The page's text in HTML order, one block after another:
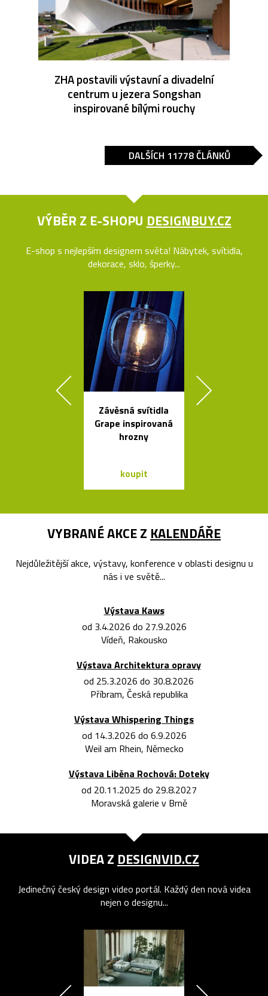
ZHA postavili výstavní a divadelní
centrum u jezera Songshan
inspirované bílými rouchy
DALŠÍCH 11778 ČLÁNKŮ
VÝBĚR Z E-SHOPU DESIGNBUY.CZ
E-shop s nejlepším designem světa! Nábytek, svítidla,
dekorace, sklo, šperky...
Závěsná svítidla
Grape inspirovaná
hrozny
koupit
VYBRANÉ AKCE Z KALENDÁŘE
Nejdůležitější akce, výstavy, konference v oblasti designu u
nás i ve světě...
Výstava Kaws
od 3.4.2026 do 27.9.2026
Vídeň, Rakousko
Výstava Architektura opravy
od 25.3.2026 do 30.8.2026
Příbram, Česká republika
Výstava Whispering Things
od 14.3.2026 do 6.9.2026
Weil am Rhein, Německo
Výstava Liběna Rochová: Doteky
od 20.11.2025 do 29.8.2027
Moravská galerie v Brně
VIDEA Z DESIGNVID.CZ
Jedinečný český design video portál. Každý den nová videa
nejen o designu...